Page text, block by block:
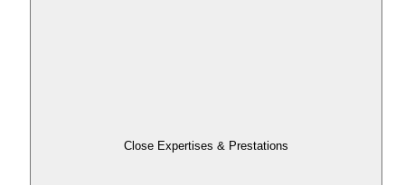
Close Expertises & Prestations